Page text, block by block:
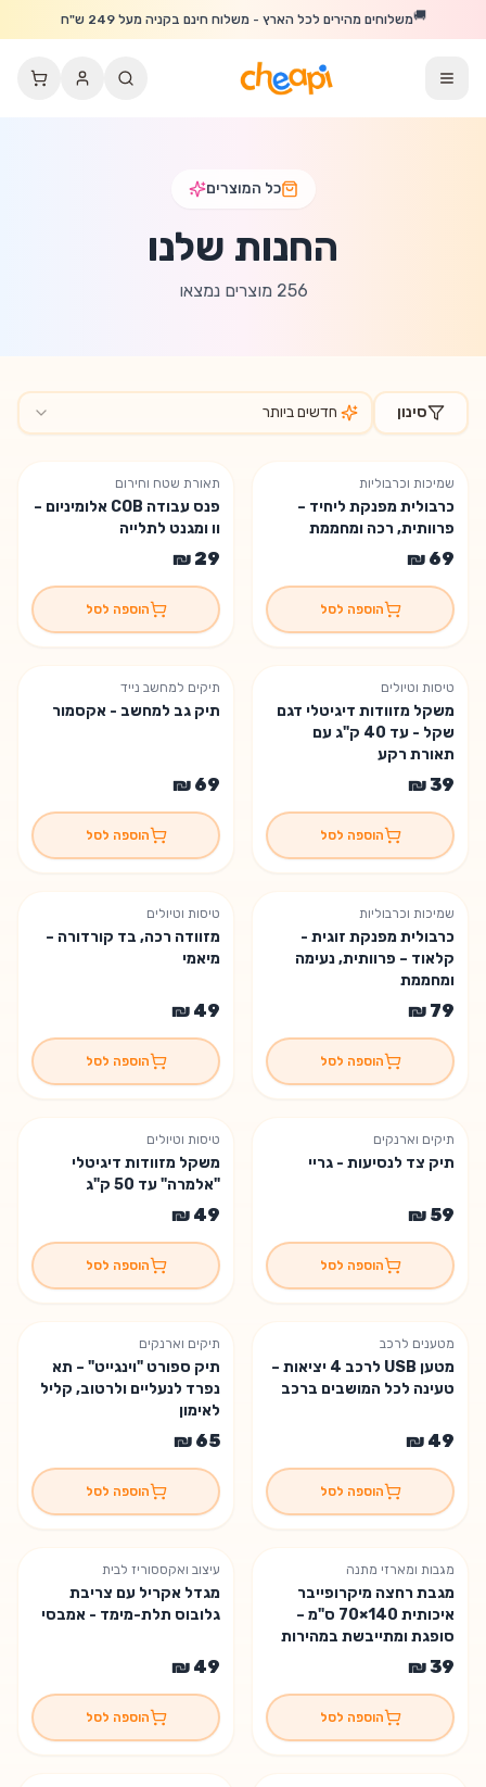
דלג לתוכן הראשי
🚚משלוחים מהירים לכל הארץ - משלוח חינם בקניה מעל 249 ש"ח
כל המוצרים
החנות שלנו
256 מוצרים נמצאו
סינון חדשים ביותר
שמיכות וכרבוליות
כרבולית מפנקת ליחיד –
פרוותית, רכה ומחממת
הוספה לסל
תאורת שטח וחירום
פנס עבודה COB אלומיניום –
וו ומגנט לתלייה
הוספה לסל
טיסות וטיולים
משקל מזוודות דיגיטלי דגם
שקל - עד 40 ק"ג עם
תאורת רקע
הוספה לסל
תיקים למחשב נייד
תיק גב למחשב - אקסמור
הוספה לסל
שמיכות וכרבוליות
כרבולית מפנקת זוגית -
קלאוד – פרוותית, נעימה
ומחממת
הוספה לסל
טיסות וטיולים
מזוודה רכה, בד קורדורה –
מיאמי
הוספה לסל
תיקים וארנקים
תיק צד לנסיעות - גריי
הוספה לסל
טיסות וטיולים
משקל מזוודות דיגיטלי
"אלמרה" עד 50 ק"ג
הוספה לסל
מטענים לרכב
מטען USB לרכב 4 יציאות –
טעינה לכל המושבים ברכב
הוספה לסל
תיקים וארנקים
תיק ספורט "וינגייט" – תא
נפרד לנעליים ולרטוב, קליל
לאימון
הוספה לסל
מגבות ומארזי מתנה
מגבת רחצה מיקרופייבר
איכותית 140×70 ס"מ –
סופגת ומתייבשת במהירות
הוספה לסל
עיצוב ואקססוריז לבית
מגדל אקריל עם צריבת
גלובוס תלת-מימד - אמבסי
הוספה לסל